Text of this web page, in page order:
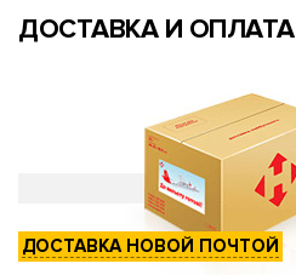
ДОСТАВКА И ОПЛАТА
ДОСТАВКА НОВОЙ ПОЧТОЙ